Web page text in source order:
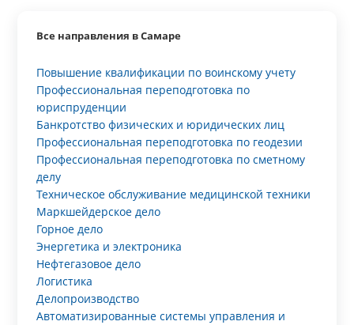
Все направления в Самаре
Повышение квалификации по воинскому учету
Профессиональная переподготовка по
юриспруденции
Банкротство физических и юридических лиц
Профессиональная переподготовка по геодезии
Профессиональная переподготовка по сметному
делу
Техническое обслуживание медицинской техники
Маркшейдерское дело
Горное дело
Энергетика и электроника
Нефтегазовое дело
Логистика
Делопроизводство
Автоматизированные системы управления и